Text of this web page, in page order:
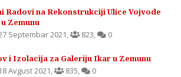
Radovi na Rekonstrukciji Ulice Vojvode
Zemunu
Septembar 2021, 823, 0
i Izolacija za Galeriju Ikar u Zemunu
18 Avgust 2021, 835, 0